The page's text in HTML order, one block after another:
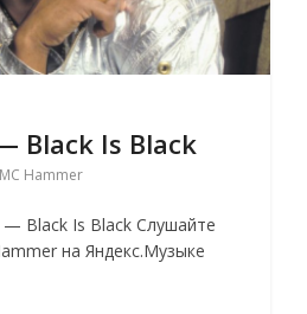
Black Is Black
MC Hammer
Black Is Black Слушайте
на Яндекс.Музыке